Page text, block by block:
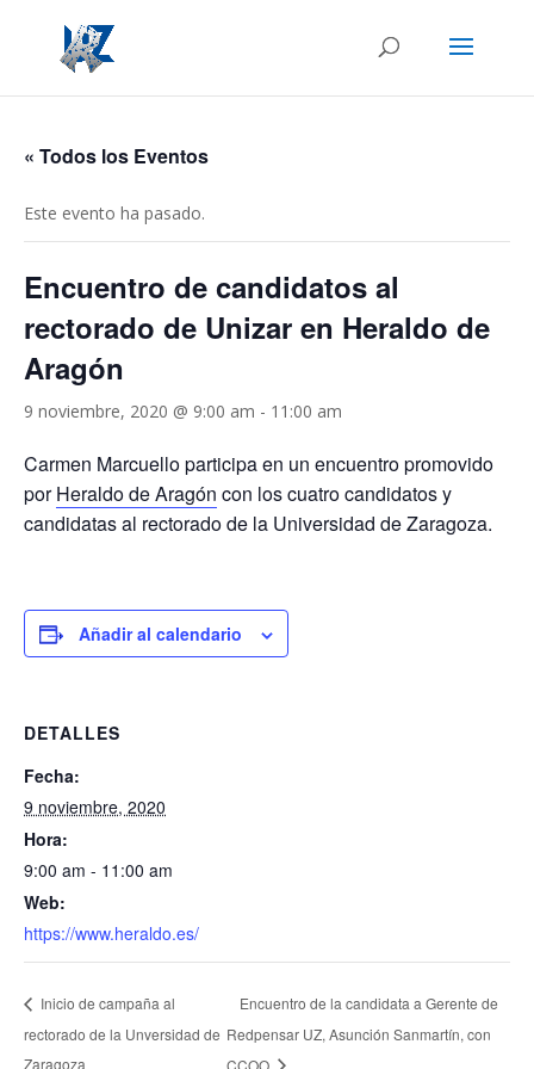
« Todos los Eventos
Este evento ha pasado.
Encuentro de candidatos al
rectorado de Unizar en Heraldo de
Aragón
9 noviembre, 2020 @ 9:00 am - 11:00 am
Carmen Marcuello participa en un encuentro promovido
porHeraldo de Aragón con los cuatro candidatos y
candidatas al rectorado de la Universidad de Zaragoza.
Añadir al calendario
DETALLES
Fecha:
9 noviembre, 2020
Hora:
9:00 am - 11:00 am
Web:
https://www.heraldo.es/
Inicio de campaña al
rectorado de la Unversidad de
Zaragoza
Encuentro de la candidata a Gerente de
Redpensar UZ, Asunción Sanmartín, con
CCOO